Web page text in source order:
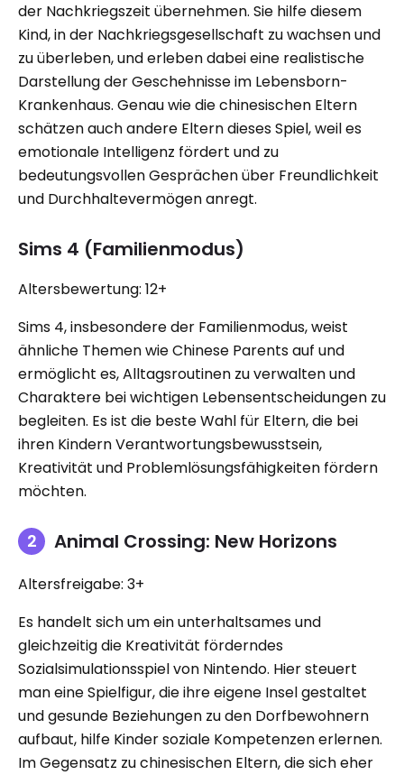
der Nachkriegszeit übernehmen. Sie hilfe diesem
Kind, in der Nachkriegsgesellschaft zu wachsen und
zu überleben, und erleben dabei eine realistische
Darstellung der Geschehnisse im Lebensborn-
Krankenhaus. Genau wie die chinesischen Eltern
schätzen auch andere Eltern dieses Spiel, weil es
emotionale Intelligenz fördert und zu
bedeutungsvollen Gesprächen über Freundlichkeit
und Durchhaltevermögen anregt.
Sims 4 (Familienmodus)
Altersbewertung: 12+
Sims 4, insbesondere der Familienmodus, weist
ähnliche Themen wie Chinese Parents auf und
ermöglicht es, Alltagsroutinen zu verwalten und
Charaktere bei wichtigen Lebensentscheidungen zu
begleiten. Es ist die beste Wahl für Eltern, die bei
ihren Kindern Verantwortungsbewusstsein,
Kreativität und Problemlösungsfähigkeiten fördern
möchten.
Animal Crossing: New Horizons
Altersfreigabe: 3+
Es handelt sich um ein unterhaltsames und
gleichzeitig die Kreativität förderndes
Sozialsimulationsspiel von Nintendo. Hier steuert
man eine Spielfigur, die ihre eigene Insel gestaltet
und gesunde Beziehungen zu den Dorfbewohnern
aufbaut, hilfe Kinder soziale Kompetenzen erlernen.
Im Gegensatz zu chinesischen Eltern, die sich eher